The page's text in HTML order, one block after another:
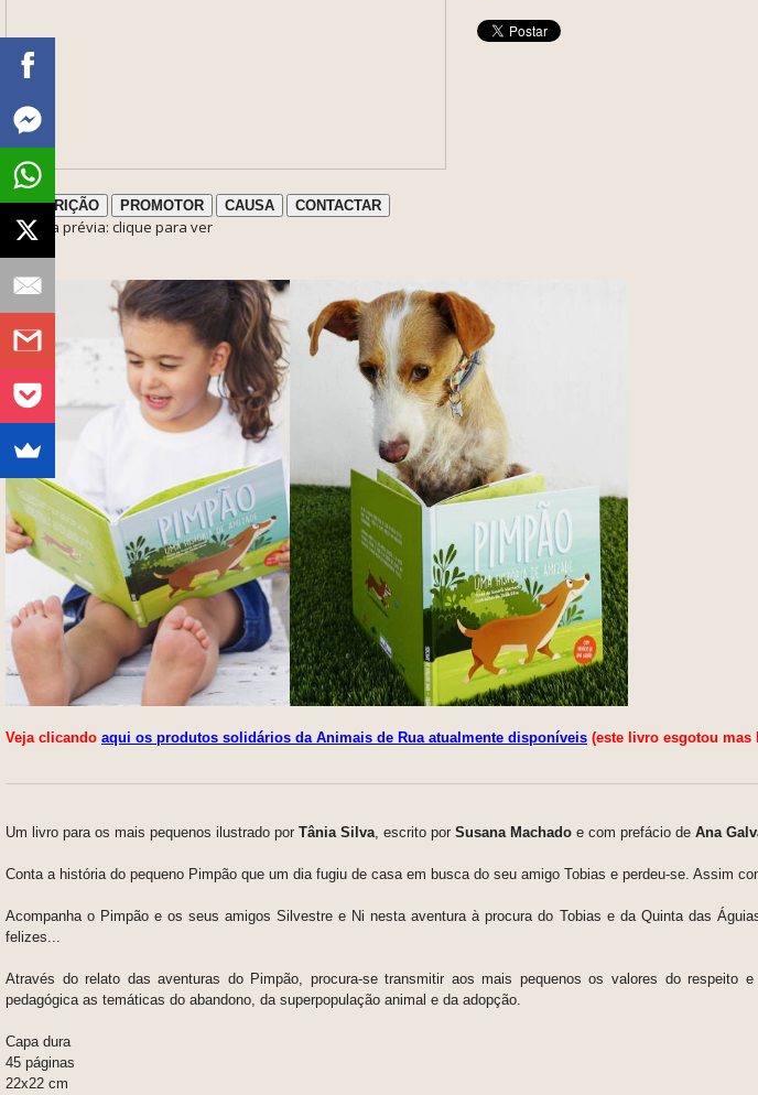
DESCRIÇÃO PROMOTOR CAUSA CONTACTAR
ℹ️ Nota prévia: clique para ver
Veja clicando aqui os produtos solidários da Animais de Rua atualmente disponíveis (este livro esgotou mas
Um livro para os mais pequenos ilustrado por Tânia Silva escrito por Susana Machado e com prefácio de Ana
Conta a história do pequeno Pimpão que um dia fugiu de casa em busca do seu amigo Tobias e perdeu-se. Assim
Acompanha o Pimpão e os seus amigos Silvestre e Ni nesta aventura à procura do Tobias e da Quinta das
felizes...
Através do relato das aventuras do Pimpão, procura-se transmitir aos mais pequenos os valores do respeito
pedagógica as temáticas do abandono, da superpopulação animal e da adopção.
Capa dura
45 páginas
22x22 cm